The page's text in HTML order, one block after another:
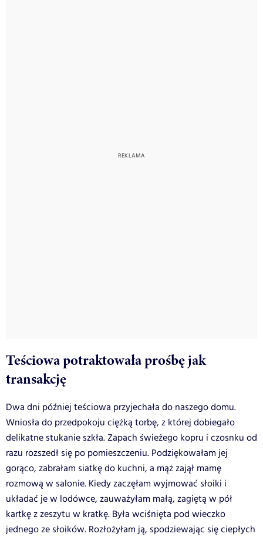
Teściowa potraktowała prośbę jak
transakcję
Dwa dni później teściowa przyjechała do naszego domu.
Wniosła do przedpokoju ciężką torbę, z której dobiegało
delikatne stukanie szkła. Zapach świeżego kopru i czosnku od
razu rozszedł się po pomieszczeniu. Podziękowałam jej
gorąco, zabrałam siatkę do kuchni, a mąż zajął mamę
rozmową w salonie. Kiedy zaczęłam wyjmować słoiki i
układać je w lodówce, zauważyłam małą, zagiętą w pół
kartkę z zeszytu w kratkę. Była wciśnięta pod wieczko
jednego ze słoików. Rozłożyłam ją, spodziewając się ciepłych